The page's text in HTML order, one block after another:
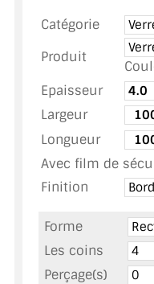
TOUS LES TARIFS
GUIDE : CHOIX
INSPIRATIONS ET
AMBIANCE LAITON
MIROIRS VIEILLIS
MIROIR DÉCORATIF
Catégorie
Produit
Epaisseur
Largeur
Longueur
Avec film de
Finition
Forme
Les coins
Perçage(s)